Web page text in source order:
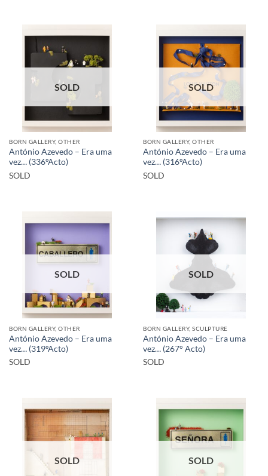
SOLD
BORN GALLERY, OTHER
António Azevedo – Era uma
vez… (336ºActo)
SOLD
SOLD
BORN GALLERY, OTHER
António Azevedo – Era uma
vez… (316ºActo)
SOLD
SOLD
BORN GALLERY, OTHER
António Azevedo – Era uma
vez… (319ºActo)
SOLD
SOLD
BORN GALLERY, SCULPTURE
António Azevedo – Era uma
vez… (267° Acto)
SOLD
SOLD SOLD